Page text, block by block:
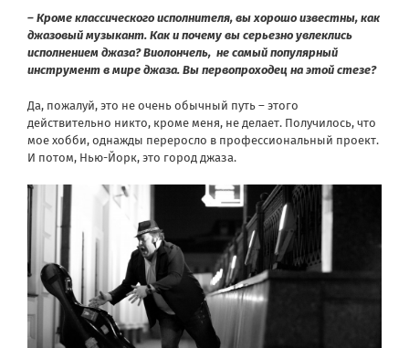
– Кроме классического исполнителя, вы хорошо известны, как
джазовый музыкант. Как и почему вы серьезно увлеклись
исполнением джаза? Виолончель, не самый популярный
инструмент в мире джаза. Вы первопроходец на этой стезе?
Да, пожалуй, это не очень обычный путь – этого
действительно никто, кроме меня, не делает. Получилось, что
мое хобби, однажды переросло в профессиональный проект.
И потом, Нью-Йорк, это город джаза.